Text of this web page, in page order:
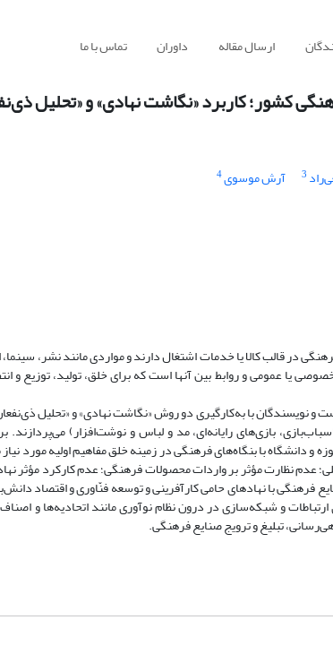
ارسال مقاله داوران تماس با ما
کشور؛ کاربرد «نگاشت نهادی» و «تحلیل
3 آرش موسوی4
در قالب کالا یا خدمات اشتغال دارند و مواردی مانند نشر،
یا عمومی و روابط بین آنها است که برای خلق، تولید، توزیع و
با به‌کارگیری دو روش «نگاشت نهادی» و «تحلیل
بازی‌های رایانه‌ای، مد و لباس و نوشت‌افزار) می‌پردازند.
و دانشگاه با بنگاه‌های فرهنگی در زمینه خلق مفاهیم اولیه مورد
عدم نظارت مؤثر بر واردات محصولات فرهنگی؛ عدم کارکرد مؤثر
با نهادهای حامی کارآفرینی و توسعه فنّاوری و اقتصاد
و شبکه‌سازی در درون نظام نوآوری مانند اتحادیه‌ها و
تبلیغ و ترویج صنایع فرهنگی.